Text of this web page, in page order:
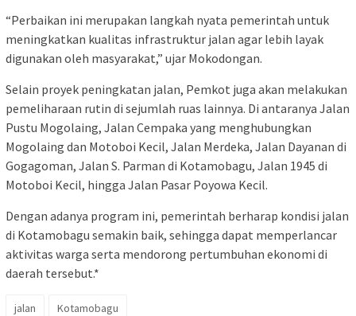
“Perbaikan ini merupakan langkah nyata pemerintah untuk
meningkatkan kualitas infrastruktur jalan agar lebih layak
digunakan oleh masyarakat,” ujar Mokodongan.
Selain proyek peningkatan jalan, Pemkot juga akan melakukan
pemeliharaan rutin di sejumlah ruas lainnya. Di antaranya Jalan
Pustu Mogolaing, Jalan Cempaka yang menghubungkan
Mogolaing dan Motoboi Kecil, Jalan Merdeka, Jalan Dayanan di
Gogagoman, Jalan S. Parman di Kotamobagu, Jalan 1945 di
Motoboi Kecil, hingga Jalan Pasar Poyowa Kecil.
Dengan adanya program ini, pemerintah berharap kondisi jalan
di Kotamobagu semakin baik, sehingga dapat memperlancar
aktivitas warga serta mendorong pertumbuhan ekonomi di
daerah tersebut.*
jalan Kotamobagu